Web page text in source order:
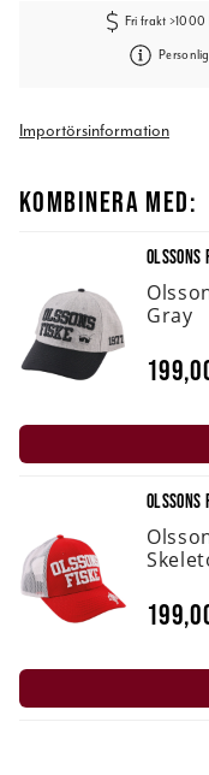
Fri frakt >1000
Importörsinformation
KOMBINERA MED:
OLSSONS
Gray
OLSSONS